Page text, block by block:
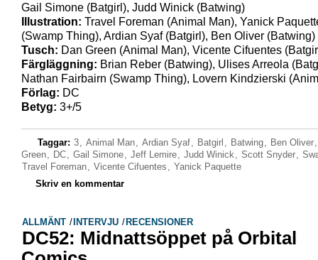
Gail Simone (Batgirl), Judd Winick (Batwing)
Illustration: Travel Foreman (Animal Man), Yanick
(Swamp Thing), Ardian Syaf (Batgirl), Ben Oliver (Batwing)
Tusch: Dan Green (Animal Man), Vicente Cifuentes
Färgläggning: Brian Reber (Batwing), Ulises Arreola
Nathan Fairbairn (Swamp Thing), Lovern Kindzierski
Förlag: DC
Betyg: 3+/5
Taggar: 3, Animal Man, Ardian Syaf, Batgirl , Batwing, Ben Oliver
Green, DC, Gail Simone, Jeff Lemire, Judd Winick, Scott Snyder,
Travel Foreman, Vicente Cifuentes , Yanick Paquette
Skriv en kommentar
ALLMÄNT / INTERVJU / RECENSIONER
DC52: Midnattsöppet på Orbital